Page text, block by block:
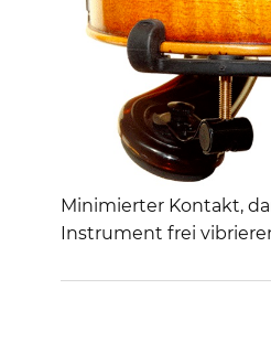
Minimierter Kontakt,
Instrument frei